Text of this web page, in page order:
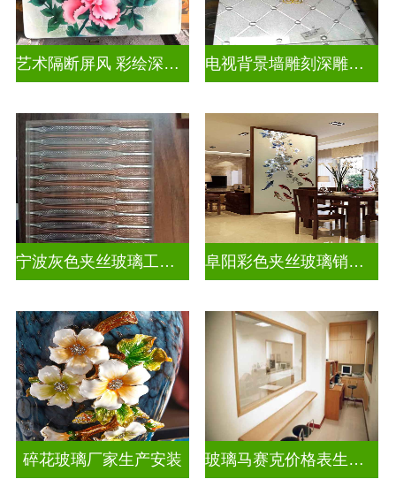
艺术隔断屏风 彩绘深雕浮雕玻璃 电视背景墙雕刻深雕双面效果
宁波灰色夹丝玻璃工厂招聘 阜阳彩色夹丝玻璃销售电话
碎花玻璃厂家生产安装 玻璃马赛克价格表生产电话